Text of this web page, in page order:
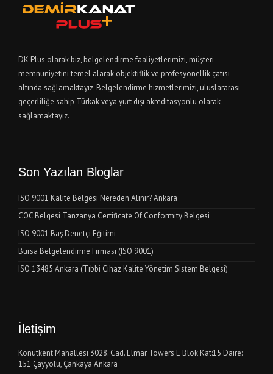
DK Plus olarak biz, belgelendirme faaliyetlerimizi, müşteri
memnuniyetini temel alarak objektiflik ve profesyonellik çatısı
altında sağlamaktayız. Belgelendirme hizmetlerimizi, uluslararası
geçerliliğe sahip Türkak veya yurt dışı akreditasyonlu olarak
sağlamaktayız.
Son Yazılan Bloglar
ISO 9001 Kalite Belgesi Nereden Alınır? Ankara
COC Belgesi Tanzanya Certificate Of Conformity Belgesi
ISO 9001 Baş Denetçi Eğitimi
Bursa Belgelendirme Firması (ISO 9001)
ISO 13485 Ankara (Tıbbi Cihaz Kalite Yönetim Sistem Belgesi)
İletişim
Konutkent Mahallesi 3028. Cad. Elmar Towers E Blok Kat:15 Daire:
151 Çayyolu, Çankaya Ankara